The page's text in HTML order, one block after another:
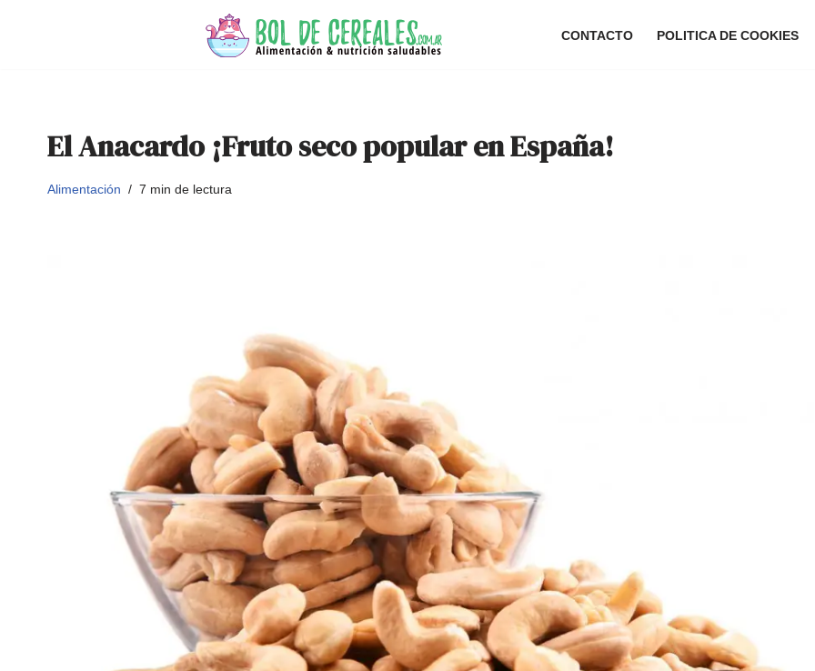
CONTACTO POLITICA DE COOKIES
El Anacardo ¡Fruto seco popular en España!
Alimentación 7 min de lectura